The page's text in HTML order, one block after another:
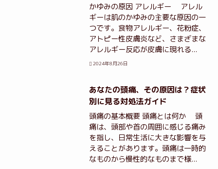
かゆみの原因 アレルギー アレル
ギーは肌のかゆみの主要な原因の一
つです。食物アレルギー、花粉症、
アトピー性皮膚炎など、さまざまな
アレルギー反応が皮膚に現れる...
2024年8月26日
あなたの頭痛、その原因は？症状
別に見る対処法ガイド
頭痛の基本概要 頭痛とは何か 頭
痛は、頭部や首の周囲に感じる痛み
を指し、日常生活に大きな影響を与
えることがあります。頭痛は一時的
なものから慢性的なものまで様...